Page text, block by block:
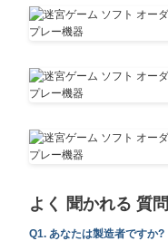
よく 聞かれる 質問
Q1. あなたは製造者ですか?